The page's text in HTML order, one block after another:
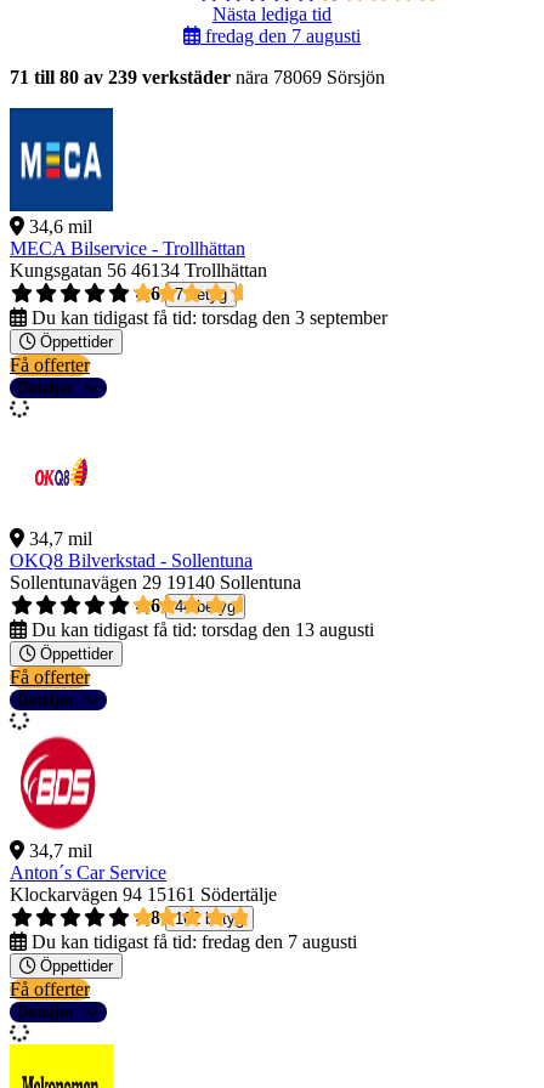
Nästa lediga tid
fredag den 7 augusti
71 till 80 av 239 verkstäder nära 78069 Sörsjön
34,6 mil
MECA Bilservice - Trollhättan
Kungsgatan 56 46134 Trollhättan
4,6
7 betyg
Du kan tidigast få tid: torsdag den 3 september
Öppettider
Få offerter
Detaljer
34,7 mil
OKQ8 Bilverkstad - Sollentuna
Sollentunavägen 29 19140 Sollentuna
4,6
44 betyg
Du kan tidigast få tid: torsdag den 13 augusti
Öppettider
Få offerter
Detaljer
34,7 mil
Anton´s Car Service
Klockarvägen 94 15161 Södertälje
4,8
162 betyg
Du kan tidigast få tid: fredag den 7 augusti
Öppettider
Få offerter
Detaljer